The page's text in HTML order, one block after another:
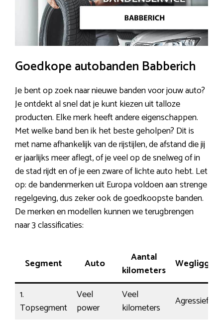
Goedkope autobanden Babberich
Je bent op zoek naar nieuwe banden voor jouw auto?
Je ontdekt al snel dat je kunt kiezen uit talloze
producten. Elke merk heeft andere eigenschappen.
Met welke band ben ik het beste geholpen? Dit is
met name afhankelijk van de rijstijlen, de afstand die jij
er jaarlijks meer aflegt, of je veel op de snelweg of in
de stad rijdt en of je een zware of lichte auto hebt. Let
op: de bandenmerken uit Europa voldoen aan strenge
regelgeving, dus zeker ook de goedkoopste banden.
De merken en modellen kunnen we terugbrengen
naar 3 classificaties:
Segment Auto
Aantal
kilometers
Wegligging
1.
Topsegment
Veel
power
Veel
kilometers
Agressief